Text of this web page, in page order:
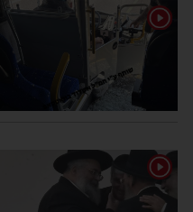
1
1